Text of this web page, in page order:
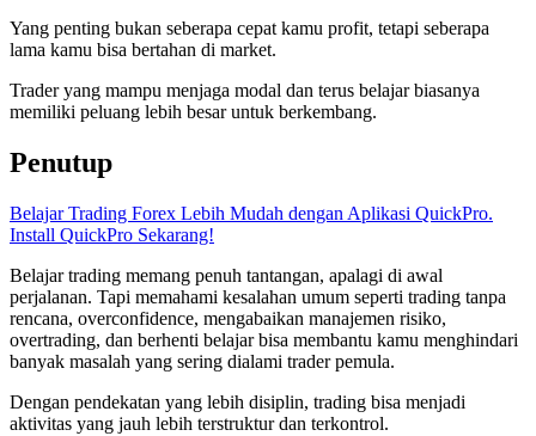
Yang penting bukan seberapa cepat kamu profit, tetapi seberapa
lama kamu bisa bertahan di market.
Trader yang mampu menjaga modal dan terus belajar biasanya
memiliki peluang lebih besar untuk berkembang.
Penutup
Belajar Trading Forex Lebih Mudah dengan Aplikasi QuickPro.
Install QuickPro Sekarang!
Belajar trading memang penuh tantangan, apalagi di awal
perjalanan. Tapi memahami kesalahan umum seperti trading tanpa
rencana, overconfidence, mengabaikan manajemen risiko,
overtrading, dan berhenti belajar bisa membantu kamu menghindari
banyak masalah yang sering dialami trader pemula.
Dengan pendekatan yang lebih disiplin, trading bisa menjadi
aktivitas yang jauh lebih terstruktur dan terkontrol.